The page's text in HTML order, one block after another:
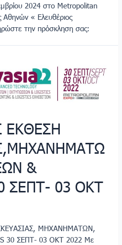
2024 στο Metropolitan
Αθηνών « Ελευθέριος
την πρόσκληση σας:
ΕΚΘΕΣΗ
&
ΣΕΠΤ- 03 ΟΚΤ
ΜΗΧΑΝΗΜΑΤΩΝ,
30 ΣΕΠΤ- 03 ΟΚΤ 2022 Με